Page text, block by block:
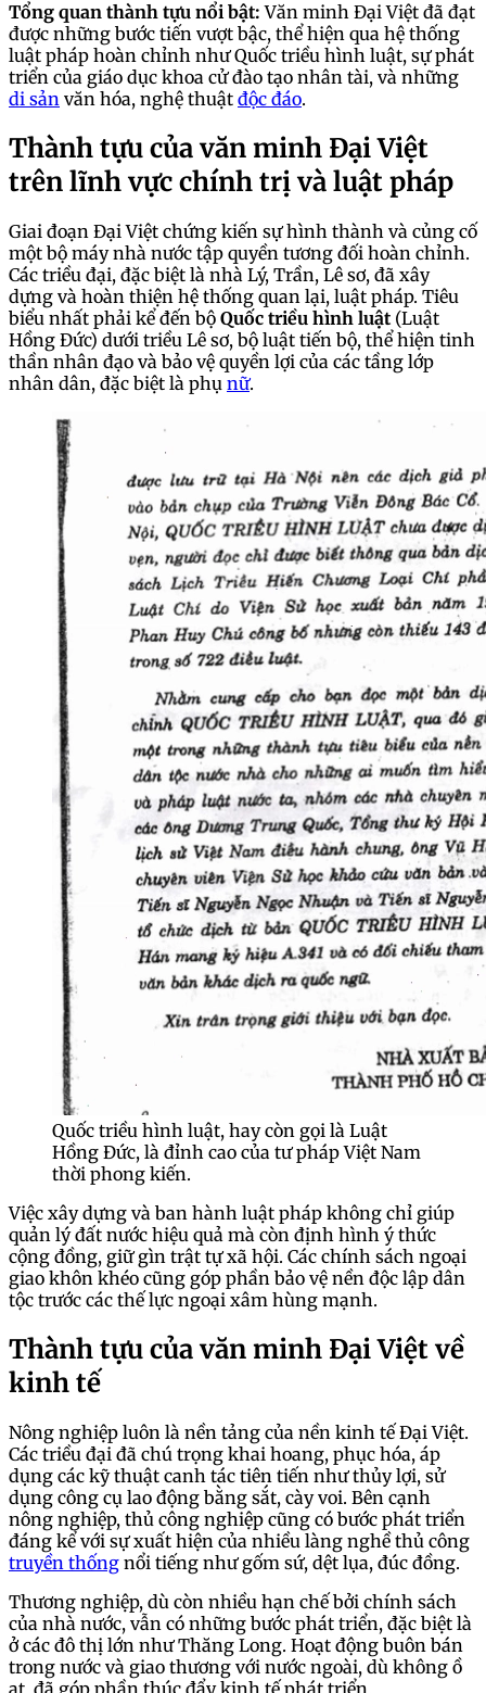
Tổng quan thành tựu nổi bật: Văn minh Đại Việt đã đạt
được những bước tiến vượt bậc, thể hiện qua hệ thống
luật pháp hoàn chỉnh như Quốc triều hình luật, sự phát
triển của giáo dục khoa cử đào tạo nhân tài, và những
di sản văn hóa, nghệ thuật độc đáo.
Thành tựu của văn minh Đại Việt
trên lĩnh vực chính trị và luật pháp
Giai đoạn Đại Việt chứng kiến sự hình thành và củng cố
một bộ máy nhà nước tập quyền tương đối hoàn chỉnh.
Các triều đại, đặc biệt là nhà Lý, Trần, Lê sơ, đã xây
dựng và hoàn thiện hệ thống quan lại, luật pháp. Tiêu
biểu nhất phải kể đến bộ Quốc triều hình luật (Luật
Hồng Đức) dưới triều Lê sơ, bộ luật tiến bộ, thể hiện tinh
thần nhân đạo và bảo vệ quyền lợi của các tầng lớp
nhân dân, đặc biệt là phụ nữ.
Quốc triều hình luật, hay còn gọi là Luật
Hồng Đức, là đỉnh cao của tư pháp Việt Nam
thời phong kiến.
Việc xây dựng và ban hành luật pháp không chỉ giúp
quản lý đất nước hiệu quả mà còn định hình ý thức
cộng đồng, giữ gìn trật tự xã hội. Các chính sách ngoại
giao khôn khéo cũng góp phần bảo vệ nền độc lập dân
tộc trước các thế lực ngoại xâm hùng mạnh.
Thành tựu của văn minh Đại Việt về
kinh tế
Nông nghiệp luôn là nền tảng của nền kinh tế Đại Việt.
Các triều đại đã chú trọng khai hoang, phục hóa, áp
dụng các kỹ thuật canh tác tiên tiến như thủy lợi, sử
dụng công cụ lao động bằng sắt, cày voi. Bên cạnh
nông nghiệp, thủ công nghiệp cũng có bước phát triển
đáng kể với sự xuất hiện của nhiều làng nghề thủ công
truyền thống nổi tiếng như gốm sứ, dệt lụa, đúc đồng.
Thương nghiệp, dù còn nhiều hạn chế bởi chính sách
của nhà nước, vẫn có những bước phát triển, đặc biệt là
ở các đô thị lớn như Thăng Long. Hoạt động buôn bán
trong nước và giao thương với nước ngoài, dù không ồ